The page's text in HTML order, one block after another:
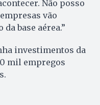
Não posso
vão
base aérea.”
investimentos da
mil empregos